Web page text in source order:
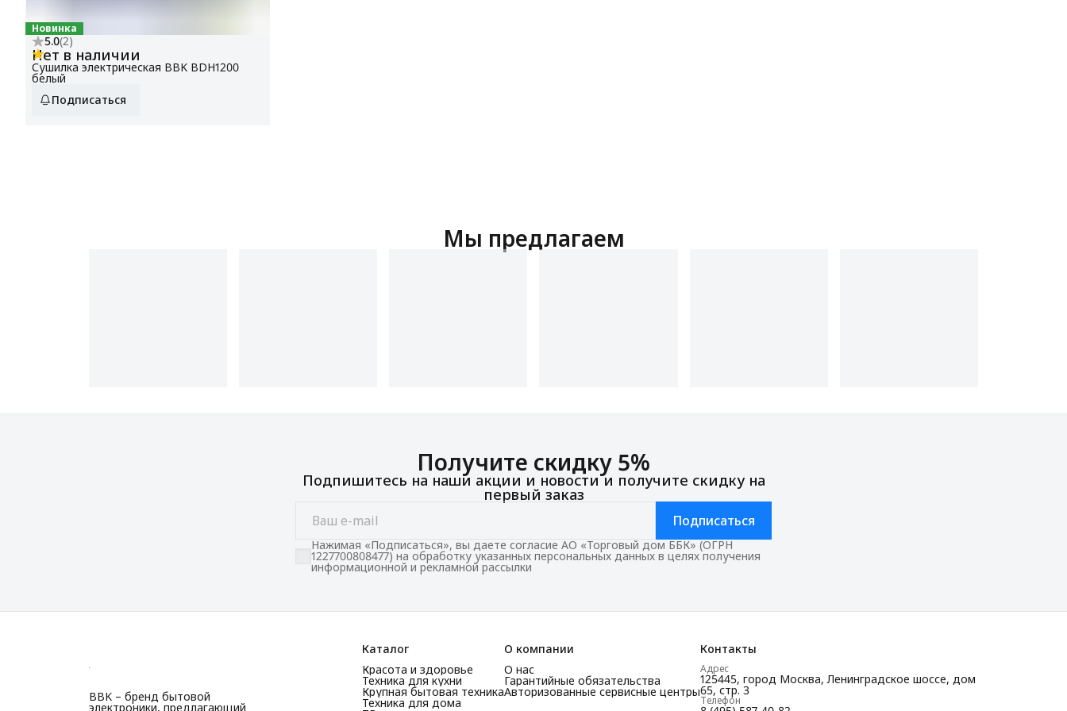
Новинка
5.0(2)
Нет в наличии
Сушилка электрическая BBK BDH1200
белый
Подписаться
Мы предлагаем
Получите скидку 5%
Подпишитесь на наши акции и новости и получите скидку на
первый заказ
Подписаться
Нажимая «Подписаться», вы даете согласие АО «Торговый дом ББК» (ОГРН
1227700808477) на обработку указанных персональных данных в целях получения
информационной и рекламной рассылки
BBK – бренд бытовой
электроники, предлагающий
Каталог
Красота и здоровье
Техника для кухни
Крупная бытовая техника
Техника для дома
О компании
О нас
Гарантийные обязательства
Авторизованные сервисные центры
Контакты
Адрес
125445, город Москва, Ленинградское шоссе, дом
65, стр. 3
Телефон